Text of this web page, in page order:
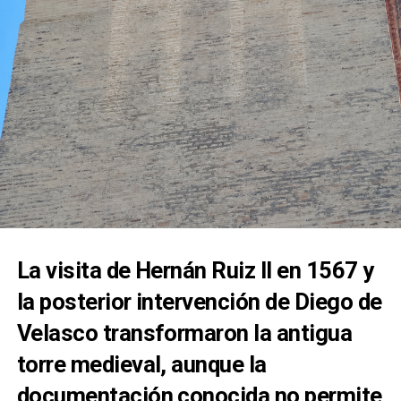
La visita de Hernán Ruiz II en 1567 y
la posterior intervención de Diego de
Velasco transformaron la antigua
torre medieval, aunque la